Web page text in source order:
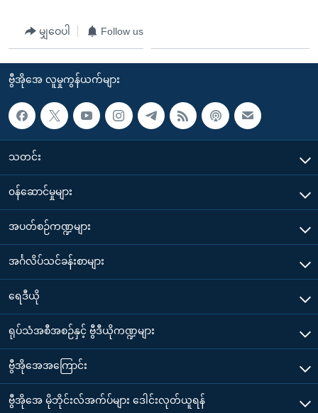
မျှဝေပါ Follow us
ဗွီအိုအေ လူမှုကွန်ယက်များ
သတင်း
၀န်ဆောင်မှုများ
အပတ်စဉ်ကဏ္ဍများ
အင်္ဂလိပ်သင်ခန်းစာများ
ရေဒီယို
ရုပ်သံအစီအစဉ်နှင့် ဗွီဒီယိုကဏ္ဍများ
ဗွီအိုအေအကြောင်း
ဗွီအိုအေ မိုဘိုင်းလ်အက်ပ်များ ဒေါင်းလုတ်ယူရန်